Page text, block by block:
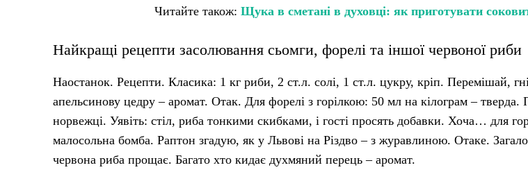
Читайте також: Щука в сметані в духовці: як приготувати
Найкращі рецепти засолювання сьомги, форелі та іншої червоної риби
Наостанок. Рецепти. Класика: 1 кг риби, 2 ст.л. солі, 1 ст.л. цукру, кріп. Перемішай,
апельсинову цедру – аромат. Отак. Для форелі з горілкою: 50 мл на кілограм –
норвежці. Уявіть: стіл, риба тонкими скибками, і гості просять добавки. Хоча… для
малосольна бомба. Раптон згадую, як у Львові на Різдво – з журавлиною. Отаке.
червона риба прощає. Багато хто кидає духмяний перець – аромат.